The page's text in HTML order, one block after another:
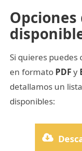
Opciones
Si quieres
en formato PDFy
detallamos un
disponibles: